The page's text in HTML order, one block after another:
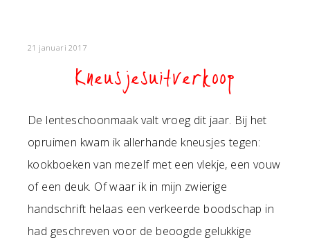
21 januari 2017
Kneusjesuitverkoop
De lenteschoonmaak valt vroeg dit jaar. Bij het
opruimen kwam ik allerhande kneusjes tegen:
kookboeken van mezelf met een vlekje, een vouw
of een deuk. Of waar ik in mijn zwierige
handschrift helaas een verkeerde boodschap in
had geschreven voor de beoogde gelukkige